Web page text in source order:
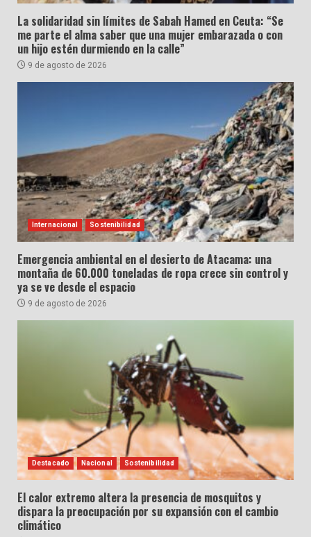
La solidaridad sin límites de Sabah Hamed en Ceuta: “Se
me parte el alma saber que una mujer embarazada o con
un hijo estén durmiendo en la calle”
9 de agosto de 2026
Internacional Sostenibilidad
Emergencia ambiental en el desierto de Atacama: una
montaña de 60.000 toneladas de ropa crece sin control y
ya se ve desde el espacio
9 de agosto de 2026
Destacado Nacional Sostenibilidad
El calor extremo altera la presencia de mosquitos y
dispara la preocupación por su expansión con el cambio
climático